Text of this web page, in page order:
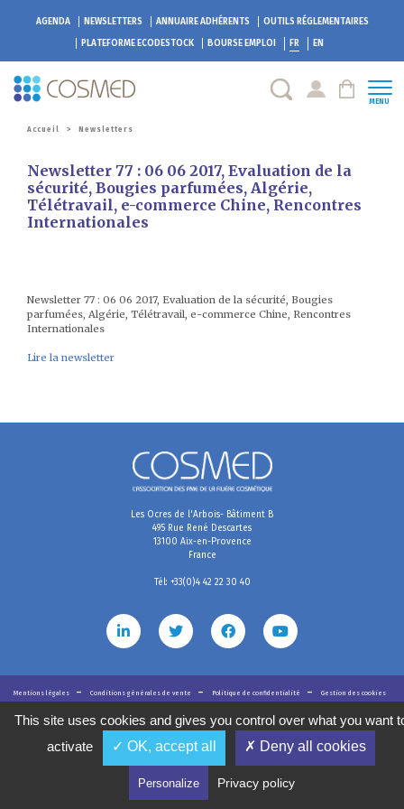
AGENDA NEWSLETTERS ANNUAIRE ADHÉRENTS
OUTILS RÉGLEMENTAIRES
PLATEFORME ECODESTOCK BOURSE EMPLOI FR EN
MENU
Accueil > Newsletters
Newsletter 77 : 06 06 2017, Evaluation de la
sécurité, Bougies parfumées, Algérie,
Télétravail, e-commerce Chine, Rencontres
Internationales
Newsletter 77 : 06 06 2017, Evaluation de la sécurité, Bougies
parfumées, Algérie, Télétravail, e-commerce Chine, Rencontres
Internationales
Lire la newsletter
Les Ocres de l'Arbois- Bâtiment B
495 Rue René Descartes
13100 Aix-en-Provence
France
Tél: +33(0)4 42 22 30 40
Mentions légales Conditions générales de vente Politique de confidentialité
Gestion des cookies
This site uses cookies and gives you control over what you want
activate
✓ OK, accept all ✗ Deny all cookies
Personalize Privacy policy